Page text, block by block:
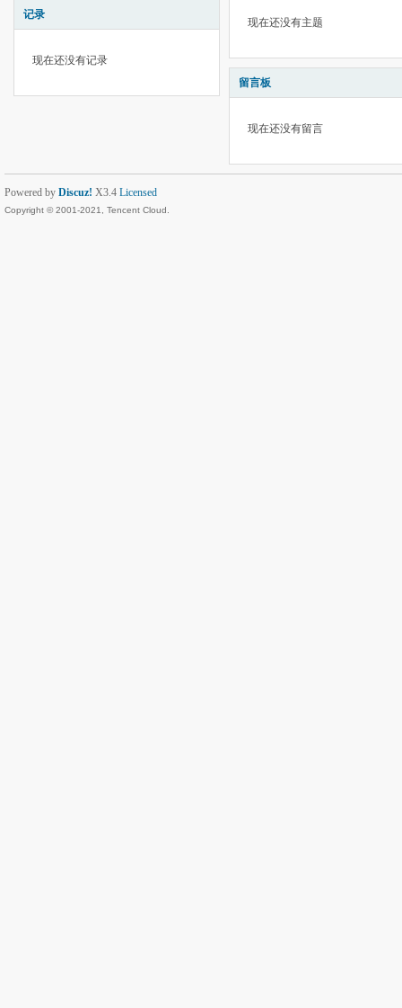
记录
现在还没有记录
现在还没有主题
留言板
现在还没有留言
Powered by Discuz! X3.4 Licensed
Copyright © 2001-2021, Tencent Cloud.